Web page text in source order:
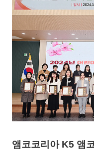
앰코코리아 K5 앰